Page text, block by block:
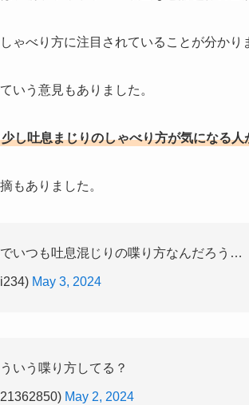
ゃべり方に注目されていることが分かり
いう意見もありました。
少し吐息まじりのしゃべり方が気になる
もありました。
いつも吐息混じりの喋り方なんだろう…
May 3, 2024
いう喋り方してる？
May 2, 2024